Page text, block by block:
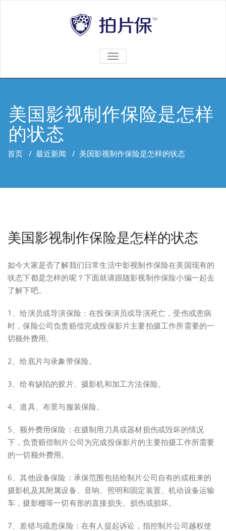
TOGGLE
美国影视制作保险是怎样
的状态
首页 / 最近新闻 / 美国影视制作保险是怎样的状态
美国影视制作保险是怎样的状态
如今大家是否了解我们日常生活中影视制作保险在美国现有的
状态下都是怎样的呢？下面就请跟随影视制作保险小编一起去
了解下吧。
1、给演员或导演保险：在投保演员或导演死亡，受伤或患病
时，保险公司负责赔偿完成投保影片主要拍摄工作所需要的一
切额外费用。
2、给底片与录象带保险。
3、给有缺陷的胶片、摄影机和加工方法保险。
4、道具、布景与服装保险。
5、额外费用保险：在摄制用刀具或器材损伤或毁坏的情况
下，负责赔偿制片公司为完成投保影片的主要拍摄工作所需要
的一切额外费用。
6、其他设备保险：承保范围包括给制片公司自有的或租来的
摄影机及其附属设备、音响、照明和固定装置、机动设备运输
车，摄影棚等一切有形的直接损失、损伤或损坏。
7、差错与疏忽保险：在有人提起诉讼，指控制片公司越权使